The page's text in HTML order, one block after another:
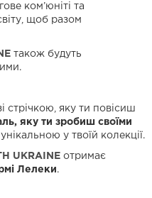
ком’юніті та
щоб разом
також будуть
стрічкою, яку ти повісиш
яку ти зробиш своїми
у твоїй колекції.
UKRAINE отримає
Лелеки.